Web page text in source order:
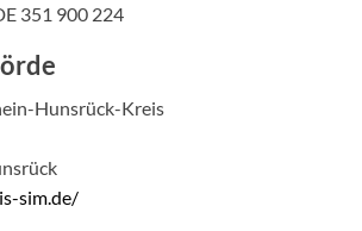
351 900 224
Hunsrück-Kreis
sim.de/